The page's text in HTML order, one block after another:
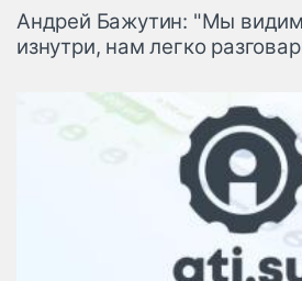
Андрей Бажутин: "Мы
изнутри, нам легко